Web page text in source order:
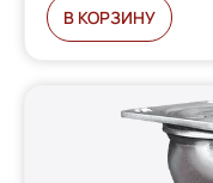
В КОРЗИНУ